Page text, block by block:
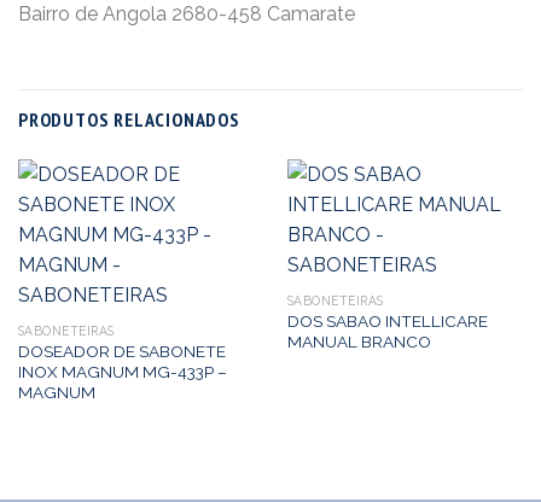
Bairro de Angola 2680-458 Camarate
PRODUTOS RELACIONADOS
SABONETEIRAS
DOSEADOR DE SABONETE
INOX MAGNUM MG-433P –
MAGNUM
SABONETEIRAS
DOS SABAO INTELLICARE
MANUAL BRANCO